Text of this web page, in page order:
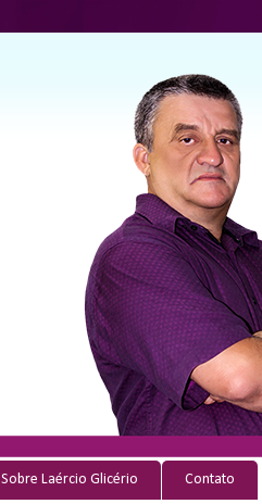
Sobre Laércio Glicério Contato